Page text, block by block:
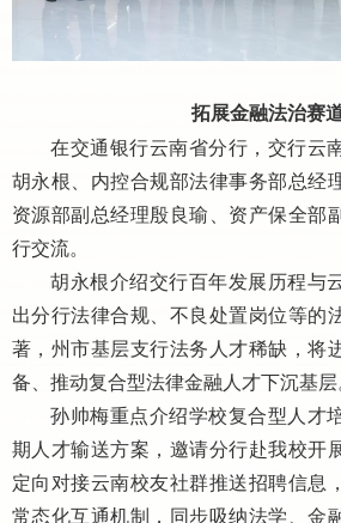
拓展金融法治赛
在交通银行云南省分行，交行云
胡永根、内控合规部法律事务部总经
资源部副总经理殷良瑜、资产保全部
行交流。
胡永根介绍交行百年发展历程与
出分行法律合规、不良处置岗位等的
著，州市基层支行法务人才稀缺，将
备、推动复合型法律金融人才下沉基层
孙帅梅重点介绍学校复合型人才
期人才输送方案，邀请分行赴我校开
定向对接云南校友社群推送招聘信息
常态化互通机制，同步吸纳法学、金